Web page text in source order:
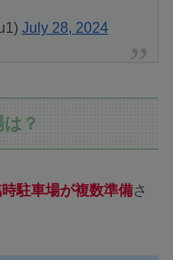
July 28, 2024
？
時駐車場が複数準備さ